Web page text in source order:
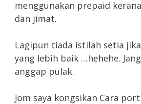
menggunakan prepaid
dan jimat.
Lagipun tiada istilah setia
yang lebih baik …hehehe.
anggap pulak.
Jom saya kongsikan Cara